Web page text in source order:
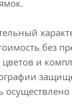
без
и